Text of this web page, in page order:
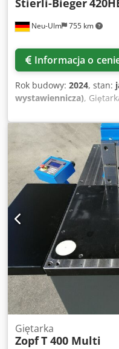
Neu-Ulm 755 km
Stierli-Bieger
Informacja o
Rok budowy: 2024, stan:
wystawiennicza),
z nacisk gięcia 42 tony
310 mm bezstopniowy
Wydajność prostowania
prostowania za pomocą
wystawowa rok 2024 z
nożnym Odporny na
nowa Cedpeid Izkjfx Ab
Giętarka
ZopfT 400 Multi